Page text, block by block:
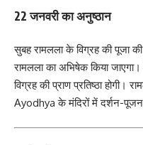
22 जनवरी का अनुष्ठान
सुबह रामलला के विग्रह की पूजा
रामलला का अभिषेक किया
विग्रह की प्राण प्रतिष्ठा होगी।
Ayodhya के मंदिरों में दर्शन-